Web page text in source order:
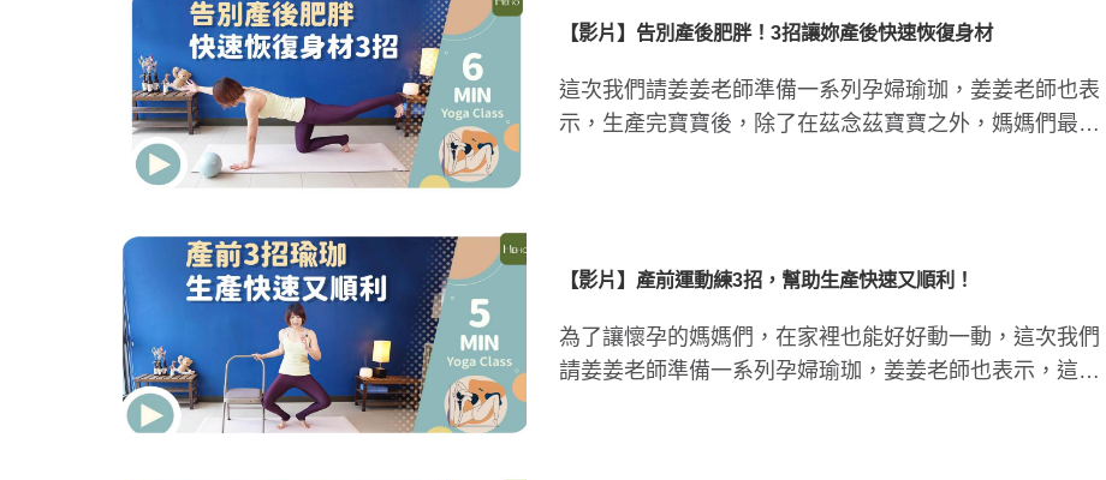
【影片】告別產後肥胖！3招讓妳產後快速恢復身材
這次我們請姜姜老師準備一系列孕婦瑜珈，姜姜老師也表
示，生產完寶寶後，除了在茲念茲寶寶之外，媽媽們最在
【影片】產前運動練3招，幫助生產快速又順利！
為了讓懷孕的媽媽們，在家裡也能好好動一動，這次我們
請姜姜老師準備一系列孕婦瑜珈，姜姜老師也表示，這次